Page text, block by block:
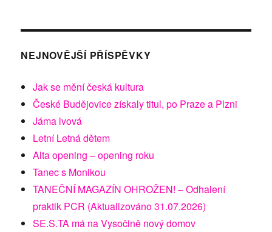
NEJNOVĚJŠÍ PŘÍSPĚVKY
Jak se mění česká kultura
České Budějovice získaly titul, po Praze a Plzni
Jáma lvová
Letní Letná dětem
Alta opening – opening roku
Tanec s Monikou
TANEČNÍ MAGAZÍN OHROŽEN! – Odhalení
praktik PCR (Aktualizováno 31.07.2026)
SE.S.TA má na Vysočině nový domov